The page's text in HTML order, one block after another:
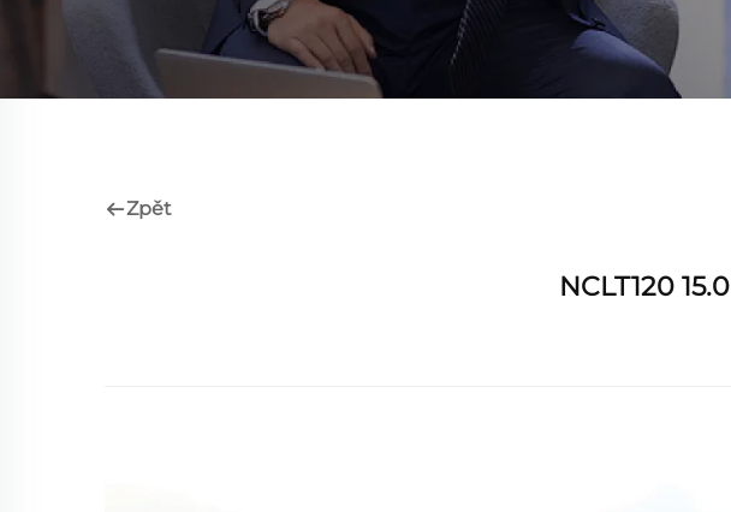
Zpět
NCLT120